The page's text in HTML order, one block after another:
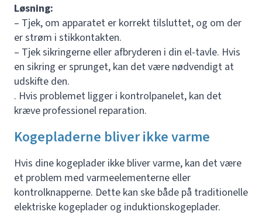
Løsning:
– Tjek, om apparatet er korrekt tilsluttet, og om der
er strøm i stikkontakten.
– Tjek sikringerne eller afbryderen i din el-tavle. Hvis
en sikring er sprunget, kan det være nødvendigt at
udskifte den.
. Hvis problemet ligger i kontrolpanelet, kan det
kræve professionel reparation.
Kogepladerne bliver ikke varme
Hvis dine kogeplader ikke bliver varme, kan det være
et problem med varmeelementerne eller
kontrolknapperne. Dette kan ske både på traditionelle
elektriske kogeplader og induktionskogeplader.